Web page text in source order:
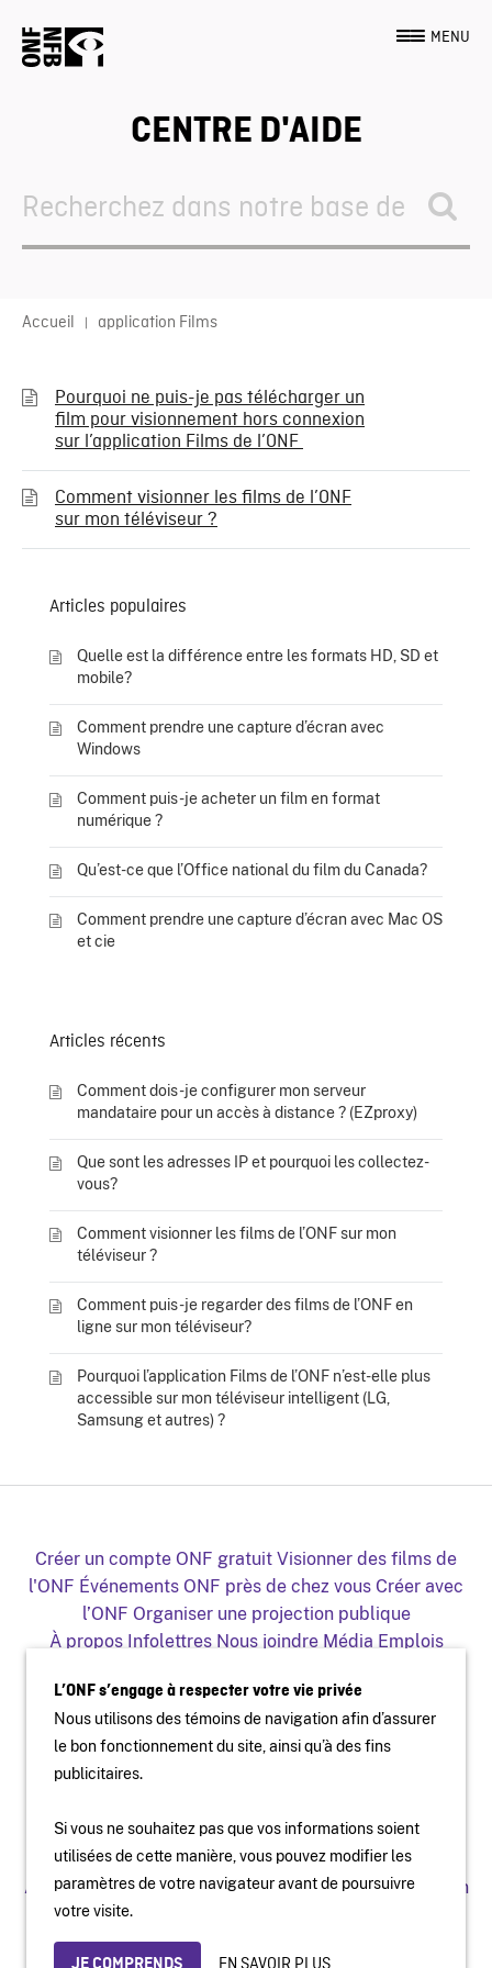
MENU
CENTRE D'AIDE
For
Accueil application Films
Pourquoi ne puis-je pas télécharger un
film pour visionnement hors connexion
sur l’application Films de l’ONF
Comment visionner les films de l’ONF
sur mon téléviseur ?
Articles populaires
Quelle est la différence entre les formats HD, SD et
mobile?
Comment prendre une capture d’écran avec
Windows
Comment puis-je acheter un film en format
numérique ?
Qu’est-ce que l’Office national du film du Canada?
Comment prendre une capture d’écran avec Mac OS
et cie
Articles récents
Comment dois-je configurer mon serveur
mandataire pour un accès à distance ? (EZproxy)
Que sont les adresses IP et pourquoi les collectez-
vous?
Comment visionner les films de l’ONF sur mon
téléviseur ?
Comment puis-je regarder des films de l’ONF en
ligne sur mon téléviseur?
Pourquoi l’application Films de l’ONF n’est-elle plus
accessible sur mon téléviseur intelligent (LG,
Samsung et autres) ?
Créer un compte ONF gratuit Visionner des films de
l'ONF Événements ONF près de chez vous Créer avec
l’ONF Organiser une projection publique
À propos Infolettres Nous joindre Média Emplois
Facebook
Youtube Instagram Vimeo
L'ONF sur mobile et télé
Accessibilité Site institutionnel Conditions d'utilisation
Protection des renseignements personnels
© Office national du film du Canada
L’ONF s’engage à respecter votre vie privée
Nous utilisons des témoins de navigation afin d’assurer
le bon fonctionnement du site, ainsi qu’à des fins
publicitaires.
Si vous ne souhaitez pas que vos informations soient
utilisées de cette manière, vous pouvez modifier les
paramètres de votre navigateur avant de poursuivre
votre visite.